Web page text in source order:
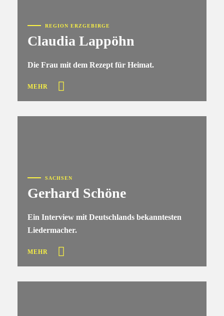
REGION ERZGEBIRGE
Claudia Lappöhn
Die Frau mit dem Rezept für Heimat.
MEHR
SACHSEN
Gerhard Schöne
Ein Interview mit Deutschlands bekanntesten
Liedermacher.
MEHR